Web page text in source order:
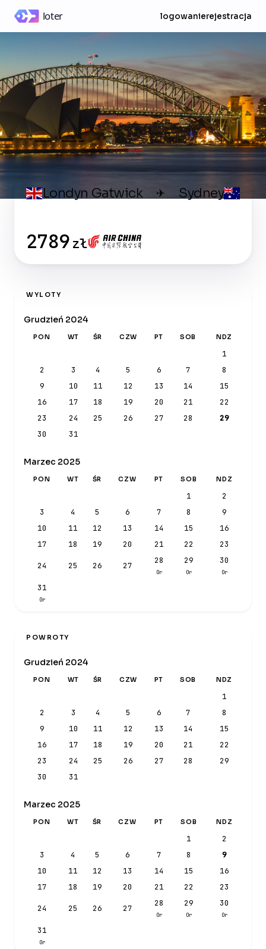
logowanierejestracja
Londyn Gatwick ✈ Sydney
2789 zł
WYLOTY
Grudzień 2024
PON WT ŚR CZW PT SOB NDZ
1
2
3 4 5 6 7
8
9
10 11 12 13 14
15
16
17 18 19 20 21
22
23
24 25 26 27 28
29
30
31
Marzec 2025
PON WT ŚR CZW PT SOB NDZ
1
2
3
4 5 6 7 8
9
10
11 12 13 14 15
16
17
18 19 20 21 22 23
24 25 26 27
28
Or
29
Or
30
Or
31
Or
POWROTY
Grudzień 2024
PON WT ŚR CZW PT SOB NDZ
1
2
3 4 5 6 7
8
9
10 11 12 13 14
15
16
17 18 19 20 21
22
23
24 25 26 27 28
29
30
31
Marzec 2025
PON WT ŚR CZW PT SOB NDZ
1
2
3
4 5 6 7 8
9
10
11 12 13 14 15
16
17
18 19 20 21 22 23
24 25 26 27
28
Or
29
Or
30
Or
31
Or